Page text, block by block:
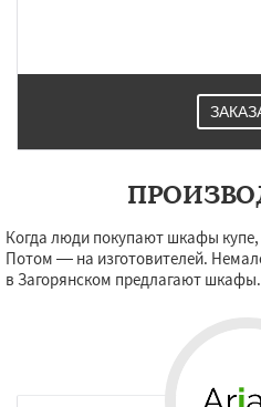
Когда люди покупают шкафы
Потом — на изготовителей.
в Загорянском предлагают шкафы.